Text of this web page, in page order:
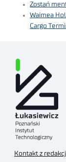
Zostań
Waimea
Cargo
Kontakt z